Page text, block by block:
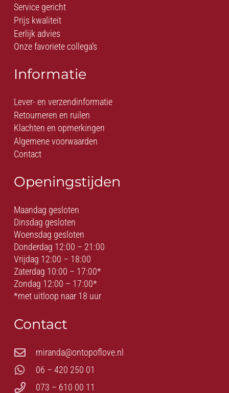
Service gericht
Prijs kwaliteit
Eerlijk advies
Onze favoriete collega’s
Informatie
Lever- en verzendinformatie
Retourneren en ruilen
Klachten en opmerkingen
Algemene voorwaarden
Contact
Openingstijden
Maandag gesloten
Dinsdag gesloten
Woensdag gesloten
Donderdag 12:00 – 21:00
Vrijdag 12:00 – 18:00
Zaterdag 10:00 – 17:00*
Zondag 12:00 – 17:00*
*met uitloop naar 18 uur
Contact
miranda@ontopoflove.nl
06 – 420 250 01
073 – 610 00 11